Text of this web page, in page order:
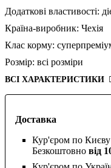
Доставка
Кур'єром по Києву
Безкоштовно від
Додаткові властивості:
Країна-виробник: Чехія
Клас корму:
Розмір: всі розміри
ВСІ ХАРАКТЕРИСТИКИ